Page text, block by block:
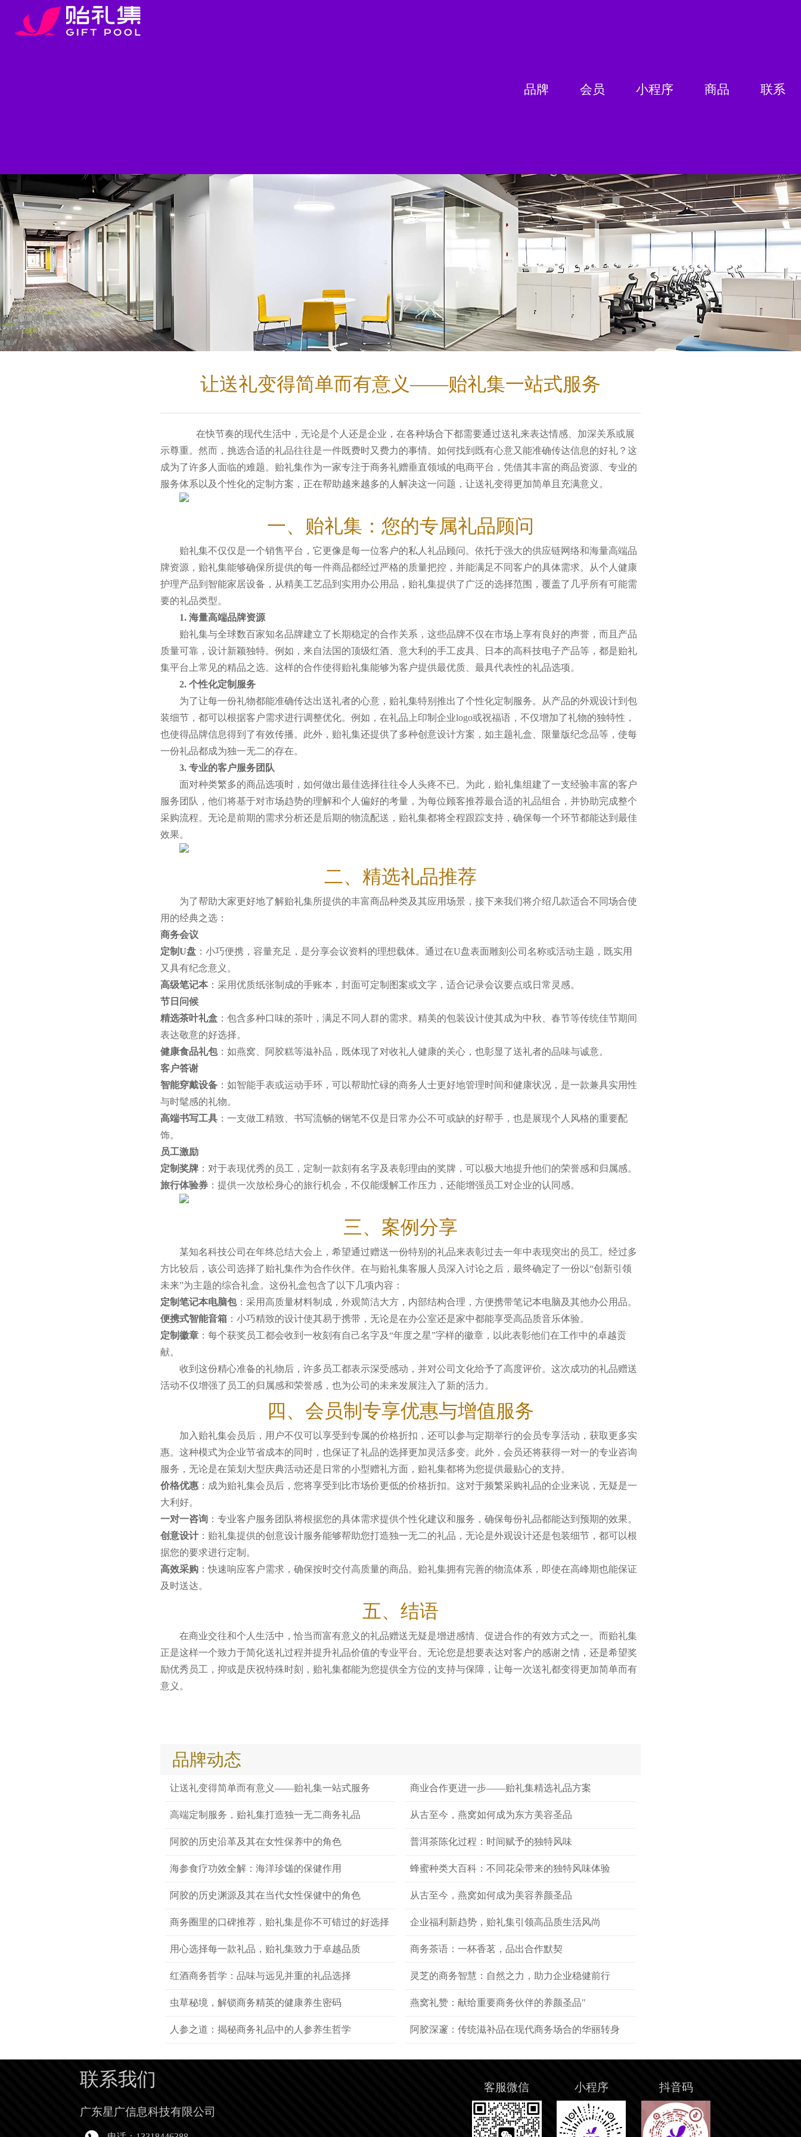
联系
商品
小程序
会员
品牌
让送礼变得简单而有意义——贻礼集一站式服务
在快节奏的现代生活中，无论是个人还是企业，在各种场合下都需要通过送礼来表达情感、加深关系或展
示尊重。然而，挑选合适的礼品往往是一件既费时又费力的事情。如何找到既有心意又能准确传达信息的好礼？这
成为了许多人面临的难题。贻礼集作为一家专注于商务礼赠垂直领域的电商平台，凭借其丰富的商品资源、专业的
服务体系以及个性化的定制方案，正在帮助越来越多的人解决这一问题，让送礼变得更加简单且充满意义。
一、贻礼集：您的专属礼品顾问
贻礼集不仅仅是一个销售平台，它更像是每一位客户的私人礼品顾问。依托于强大的供应链网络和海量高端品
牌资源，贻礼集能够确保所提供的每一件商品都经过严格的质量把控，并能满足不同客户的具体需求。从个人健康
护理产品到智能家居设备，从精美工艺品到实用办公用品，贻礼集提供了广泛的选择范围，覆盖了几乎所有可能需
要的礼品类型。
1. 海量高端品牌资源
贻礼集与全球数百家知名品牌建立了长期稳定的合作关系，这些品牌不仅在市场上享有良好的声誉，而且产品
质量可靠，设计新颖独特。例如，来自法国的顶级红酒、意大利的手工皮具、日本的高科技电子产品等，都是贻礼
集平台上常见的精品之选。这样的合作使得贻礼集能够为客户提供最优质、最具代表性的礼品选项。
2. 个性化定制服务
为了让每一份礼物都能准确传达出送礼者的心意，贻礼集特别推出了个性化定制服务。从产品的外观设计到包
装细节，都可以根据客户需求进行调整优化。例如，在礼品上印制企业logo或祝福语，不仅增加了礼物的独特性，
也使得品牌信息得到了有效传播。此外，贻礼集还提供了多种创意设计方案，如主题礼盒、限量版纪念品等，使每
一份礼品都成为独一无二的存在。
3. 专业的客户服务团队
面对种类繁多的商品选项时，如何做出最佳选择往往令人头疼不已。为此，贻礼集组建了一支经验丰富的客户
服务团队，他们将基于对市场趋势的理解和个人偏好的考量，为每位顾客推荐最合适的礼品组合，并协助完成整个
采购流程。无论是前期的需求分析还是后期的物流配送，贻礼集都将全程跟踪支持，确保每一个环节都能达到最佳
效果。
二、精选礼品推荐
为了帮助大家更好地了解贻礼集所提供的丰富商品种类及其应用场景，接下来我们将介绍几款适合不同场合使
用的经典之选：
商务会议
定制U盘：小巧便携，容量充足，是分享会议资料的理想载体。通过在U盘表面雕刻公司名称或活动主题，既实用
又具有纪念意义。
高级笔记本：采用优质纸张制成的手账本，封面可定制图案或文字，适合记录会议要点或日常灵感。
节日问候
精选茶叶礼盒：包含多种口味的茶叶，满足不同人群的需求。精美的包装设计使其成为中秋、春节等传统佳节期间
表达敬意的好选择。
健康食品礼包：如燕窝、阿胶糕等滋补品，既体现了对收礼人健康的关心，也彰显了送礼者的品味与诚意。
客户答谢
智能穿戴设备：如智能手表或运动手环，可以帮助忙碌的商务人士更好地管理时间和健康状况，是一款兼具实用性
与时髦感的礼物。
高端书写工具：一支做工精致、书写流畅的钢笔不仅是日常办公不可或缺的好帮手，也是展现个人风格的重要配
饰。
员工激励
定制奖牌：对于表现优秀的员工，定制一款刻有名字及表彰理由的奖牌，可以极大地提升他们的荣誉感和归属感。
旅行体验券：提供一次放松身心的旅行机会，不仅能缓解工作压力，还能增强员工对企业的认同感。
三、案例分享
某知名科技公司在年终总结大会上，希望通过赠送一份特别的礼品来表彰过去一年中表现突出的员工。经过多
方比较后，该公司选择了贻礼集作为合作伙伴。在与贻礼集客服人员深入讨论之后，最终确定了一份以“创新引领
未来”为主题的综合礼盒。这份礼盒包含了以下几项内容：
定制笔记本电脑包：采用高质量材料制成，外观简洁大方，内部结构合理，方便携带笔记本电脑及其他办公用品。
便携式智能音箱：小巧精致的设计使其易于携带，无论是在办公室还是家中都能享受高品质音乐体验。
定制徽章：每个获奖员工都会收到一枚刻有自己名字及“年度之星”字样的徽章，以此表彰他们在工作中的卓越贡
献。
收到这份精心准备的礼物后，许多员工都表示深受感动，并对公司文化给予了高度评价。这次成功的礼品赠送
活动不仅增强了员工的归属感和荣誉感，也为公司的未来发展注入了新的活力。
四、会员制专享优惠与增值服务
加入贻礼集会员后，用户不仅可以享受到专属的价格折扣，还可以参与定期举行的会员专享活动，获取更多实
惠。这种模式为企业节省成本的同时，也保证了礼品的选择更加灵活多变。此外，会员还将获得一对一的专业咨询
服务，无论是在策划大型庆典活动还是日常的小型赠礼方面，贻礼集都将为您提供最贴心的支持。
价格优惠：成为贻礼集会员后，您将享受到比市场价更低的价格折扣。这对于频繁采购礼品的企业来说，无疑是一
大利好。
一对一咨询 ：专业客户服务团队将根据您的具体需求提供个性化建议和服务，确保每份礼品都能达到预期的效果。
创意设计：贻礼集提供的创意设计服务能够帮助您打造独一无二的礼品，无论是外观设计还是包装细节，都可以根
据您的要求进行定制。
高效采购：快速响应客户需求，确保按时交付高质量的商品。贻礼集拥有完善的物流体系，即使在高峰期也能保证
及时送达。
五、结语
在商业交往和个人生活中，恰当而富有意义的礼品赠送无疑是增进感情、促进合作的有效方式之一。而贻礼集
正是这样一个致力于简化送礼过程并提升礼品价值的专业平台。无论您是想要表达对客户的感谢之情，还是希望奖
励优秀员工，抑或是庆祝特殊时刻，贻礼集都能为您提供全方位的支持与保障，让每一次送礼都变得更加简单而有
意义。
品牌动态
让送礼变得简单而有意义——贻礼集一站式服务 商业合作更进一步——贻礼集精选礼品方案
高端定制服务，贻礼集打造独一无二商务礼品 从古至今，燕窝如何成为东方美容圣品
阿胶的历史沿革及其在女性保养中的角色 普洱茶陈化过程：时间赋予的独特风味
海参食疗功效全解：海洋珍馐的保健作用 蜂蜜种类大百科：不同花朵带来的独特风味体验
阿胶的历史渊源及其在当代女性保健中的角色 从古至今，燕窝如何成为美容养颜圣品
商务圈里的口碑推荐，贻礼集是你不可错过的好选择 企业福利新趋势，贻礼集引领高品质生活风尚
用心选择每一款礼品，贻礼集致力于卓越品质 商务茶语：一杯香茗，品出合作默契
红酒商务哲学：品味与远见并重的礼品选择 灵芝的商务智慧：自然之力，助力企业稳健前行
虫草秘境，解锁商务精英的健康养生密码 燕窝礼赞：献给重要商务伙伴的养颜圣品"
人参之道：揭秘商务礼品中的人参养生哲学 阿胶深邃：传统滋补品在现代商务场合的华丽转身
联系我们
广东星广信息科技有限公司
客服微信 小程序 抖音码